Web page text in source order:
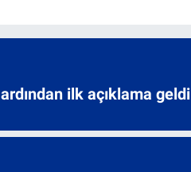
ilk açıklama geldi